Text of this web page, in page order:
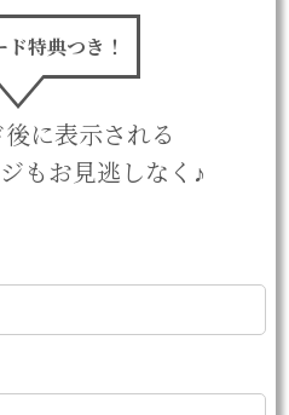
ド特典つき！
に表示される
もお見逃しなく♪